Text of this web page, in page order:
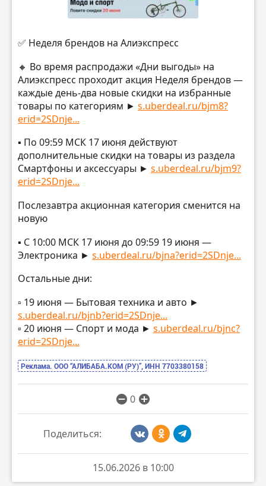
✅ Неделя брендов на Алиэкспресс
🔸 Во время распродажи «Дни выгоды» на
Алиэкспресс проходит акция Неделя брендов —
каждые день-два новые скидки на избранные
товары по категориям ► s.uberdeal.ru/bjm8?
erid=2SDnje...
▪️ По 09:59 МСК 17 июня действуют
дополнительные скидки на товары из раздела
Смартфоны и аксессуары ► s.uberdeal.ru/bjm9?
erid=2SDnje...
Послезавтра акционная категория сменится на
новую
▪️ С 10:00 МСК 17 июня до 09:59 19 июня —
Электроника ► s.uberdeal.ru/bjna?erid=2SDnje...
Остальные дни:
▫️ 19 июня — Бытовая техника и авто ►
s.uberdeal.ru/bjnb?erid=2SDnje...
▫️ 20 июня — Спорт и мода ► s.uberdeal.ru/bjnc?
erid=2SDnje...
Реклама. ООО “АЛИБАБА.КОМ (РУ)”, ИНН 7703380158
0
Поделиться:
15.06.2026 в 10:00